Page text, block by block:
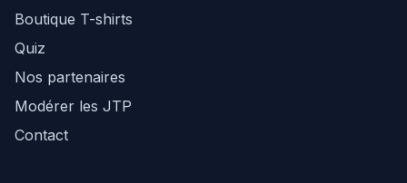
Boutique T-shirts
Quiz
Nos partenaires
Modérer les JTP
Contact